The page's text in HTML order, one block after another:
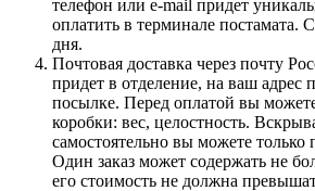
телефон или e-mail придет
оплатить в терминале постамата.
дня.
Почтовая доставка через почту
придет в отделение, на ваш адрес
посылке. Перед оплатой вы
коробки: вес, целостность.
самостоятельно вы можете только
Один заказ может содержать не
его стоимость не должна